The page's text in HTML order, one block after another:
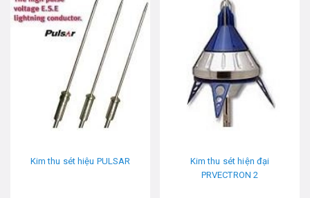
Kim thu sét hiệu PULSAR
Kim thu sét hiện đại
PRVECTRON 2